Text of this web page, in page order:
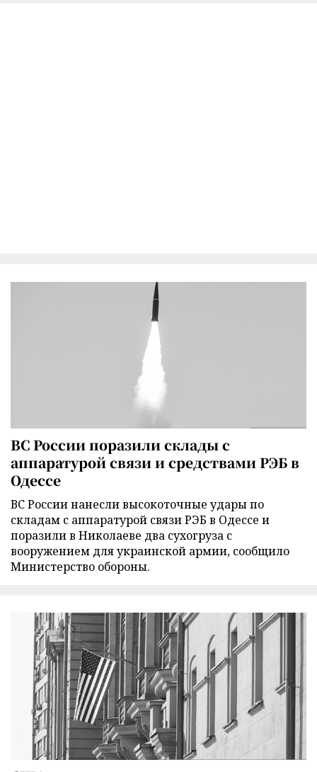
ВС России поразили склады с
аппаратурой связи и средствами РЭБ в
Одессе
ВС России нанесли высокоточные удары по
складам с аппаратурой связи РЭБ в Одессе и
поразили в Николаеве два сухогруза с
вооружением для украинской армии, сообщило
Министерство обороны.